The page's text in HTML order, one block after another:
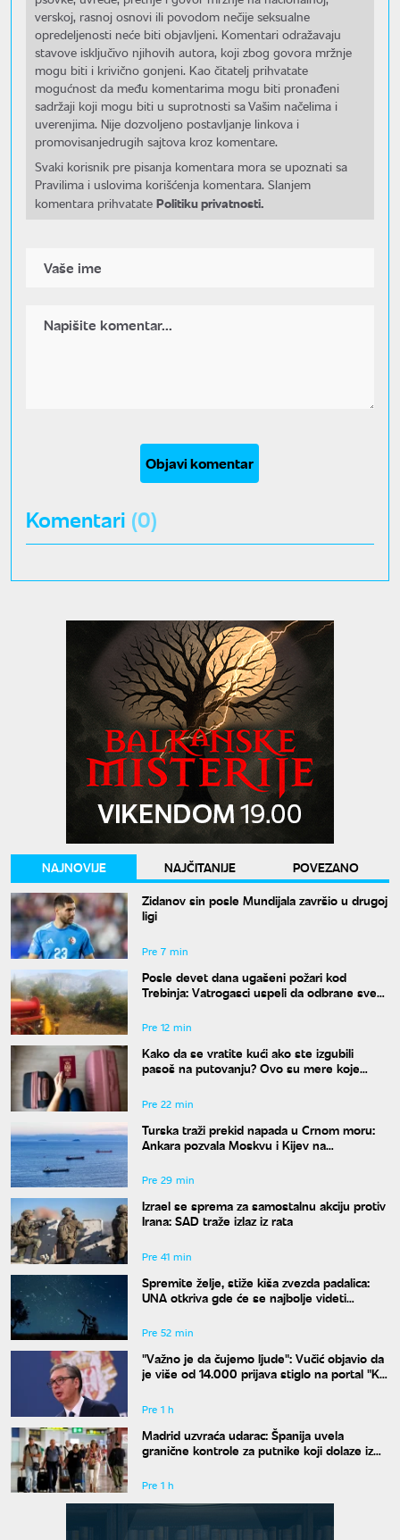
verskoj, rasnoj osnovi ili povodom nečije seksualne
opredeljenosti neće biti objavljeni. Komentari odražavaju
stavove isključivo njihovih autora, koji zbog govora mržnje
mogu biti i krivično gonjeni. Kao čitatelj prihvatate
mogućnost da među komentarima mogu biti pronađeni
sadržaji koji mogu biti u suprotnosti sa Vašim načelima i
uverenjima. Nije dozvoljeno postavljanje linkova i
promovisanjedrugih sajtova kroz komentare.
Svaki korisnik pre pisanja komentara mora se upoznati sa
Pravilima i uslovima korišćenja komentara. Slanjem
komentara prihvatate Politiku privatnosti.
Objavi komentar
Komentari (0)
NAJNOVIJE NAJČITANIJE
POVEZANO
Zidanov sin posle Mundijala završio u drugoj
ligi
Pre 7 min
Posle devet dana ugašeni požari kod
Trebinja: Vatrogasci uspeli da odbrane sve
Pre 12 min
Kako da se vratite kući ako ste izgubili
pasoš na putovanju? Ovo su mere koje
Pre 22 min
Turska traži prekid napada u Crnom moru:
Ankara pozvala Moskvu i Kijev na
Pre 29 min
Izrael se sprema za samostalnu akciju protiv
Irana: SAD traže izlaz iz rata
Pre 41 min
Spremite želje, stiže kiša zvezda padalica:
UNA otkriva gde će se najbolje videti
Pre 52 min
"Važno je da čujemo ljude": Vučić objavio da
je više od 14.000 prijava stiglo na portal "Ko
Pre 1 h
Madrid uzvraća udarac: Španija uvela
granične kontrole za putnike koji dolaze iz
Pre 1 h